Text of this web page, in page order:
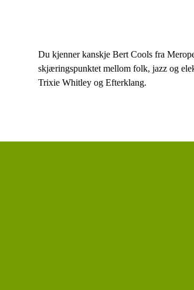
Du kjenner kanskje Bert Cools fra
skjæringspunktet mellom folk, jazz og
Trixie Whitley og Efterklang.